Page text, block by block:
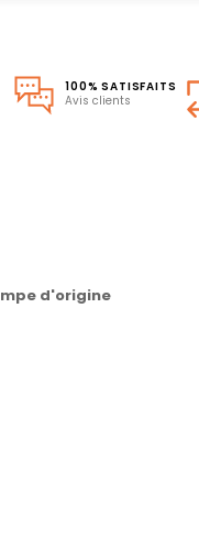
100% SATISFAITS
Avis clients
d'origine